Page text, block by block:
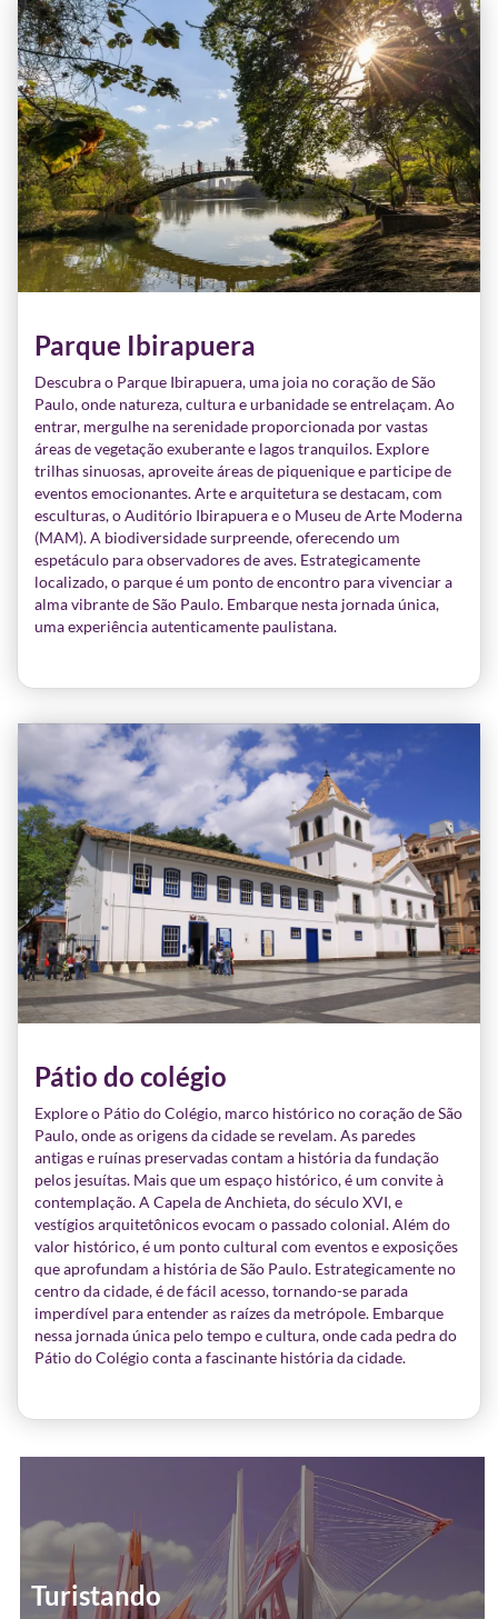
Parque Ibirapuera
Descubra o Parque Ibirapuera, uma joia no coração de São
Paulo, onde natureza, cultura e urbanidade se entrelaçam. Ao
entrar, mergulhe na serenidade proporcionada por vastas
áreas de vegetação exuberante e lagos tranquilos. Explore
trilhas sinuosas, aproveite áreas de piquenique e participe de
eventos emocionantes. Arte e arquitetura se destacam, com
esculturas, o Auditório Ibirapuera e o Museu de Arte Moderna
(MAM). A biodiversidade surpreende, oferecendo um
espetáculo para observadores de aves. Estrategicamente
localizado, o parque é um ponto de encontro para vivenciar a
alma vibrante de São Paulo. Embarque nesta jornada única,
uma experiência autenticamente paulistana.
Pátio do colégio
Explore o Pátio do Colégio, marco histórico no coração de São
Paulo, onde as origens da cidade se revelam. As paredes
antigas e ruínas preservadas contam a história da fundação
pelos jesuítas. Mais que um espaço histórico, é um convite à
contemplação. A Capela de Anchieta, do século XVI, e
vestígios arquitetônicos evocam o passado colonial. Além do
valor histórico, é um ponto cultural com eventos e exposições
que aprofundam a história de São Paulo. Estrategicamente no
centro da cidade, é de fácil acesso, tornando-se parada
imperdível para entender as raízes da metrópole. Embarque
nessa jornada única pelo tempo e cultura, onde cada pedra do
Pátio do Colégio conta a fascinante história da cidade.
Turistando